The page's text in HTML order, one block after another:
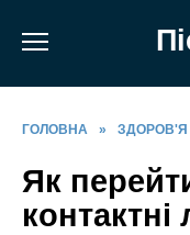
ГОЛОВНА » ЗДОРОВ'Я
Як
контактні